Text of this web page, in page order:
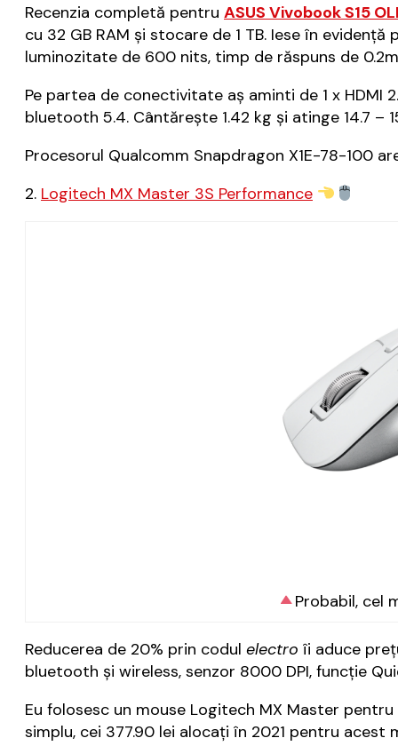
Recenzia completă pentru ASUS Vivobook S15
cu 32 GB RAM și stocare de 1 TB. Iese în
luminozitate de 600 nits, timp de răspuns de
Pe partea de conectivitate aș aminti de 1 x HDMI
bluetooth 5.4. Cântărește 1.42 kg și atinge 14.7 –
Procesorul Qualcomm Snapdragon X1E-78-100
2. Logitech MX Master 3S Performance
Probabil, cel
Reducerea de 20% prin codul electro îi aduce
bluetooth și wireless, senzor 8000 DPI, funcție
Eu folosesc un mouse Logitech MX Master
simplu, cei 377.90 lei alocați în 2021 pentru